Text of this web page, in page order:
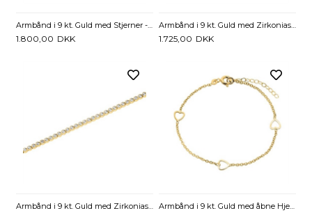
Armbånd i 9 kt. Guld med Stjerner - 14 til 16 cm
1.800,00 DKK 1.725,00 DKK
Armbånd i 9 kt. Guld med Zirkoniasten - 18,5 cm Armbånd i 9 kt. Guld med åbne Hjerter - 14 til 16 cm